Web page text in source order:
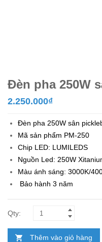
Đèn pha 250W
2.250.000₫
Đèn pha 250W sân
Mã sản phẩm PM-250
Chip LED: LUMILEDS
Nguồn Led: 250W
Màu ánh sáng: 3000K/
Bảo hành 3 năm
Thêm vào giỏ hàng